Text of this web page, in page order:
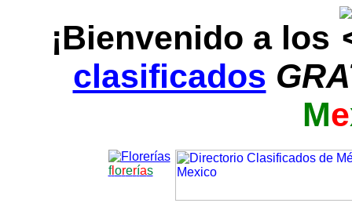
¡Bienvenido a los
clasificados
Me
florerías